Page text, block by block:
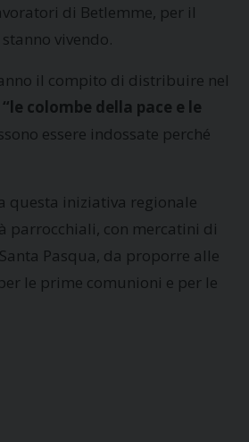
di Betlemme, per il
vivendo.
il compito di distribuire nel
“le colombe della pace e le
essere indossate perché
questa iniziativa regionale
parrocchiali, con mercatini di
Pasqua, da proporre alle
le prime comunioni e per le